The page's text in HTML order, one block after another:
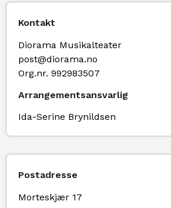
Kontakt
Diorama Musikalteater
post@diorama.no
Org.nr. 992983507
Arrangementsansvarlig
Ida-Serine Brynildsen
Postadresse
Morteskjær 17